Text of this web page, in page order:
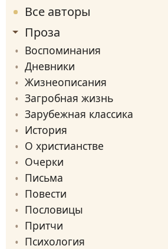
Все авторы
Проза
Воспоминания
Дневники
Жизнеописания
Загробная жизнь
Зарубежная классика
История
О христианстве
Очерки
Письма
Повести
Пословицы
Притчи
Психология